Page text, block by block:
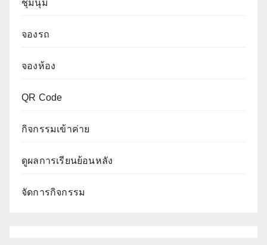
ชุมนุม
จองรถ
จองห้อง
QR Code
กิจกรรมเข้าค่าย
ดูผลการเรียนย้อนหลัง
จัดการกิจกรรม